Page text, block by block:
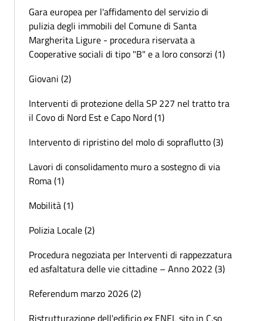
Gara europea per l'affidamento del servizio di
pulizia degli immobili del Comune di Santa
Margherita Ligure - procedura riservata a
Cooperative sociali di tipo "B" e a loro consorzi (1)
Giovani (2)
Interventi di protezione della SP 227 nel tratto tra
il Covo di Nord Est e Capo Nord (1)
Intervento di ripristino del molo di sopraflutto (3)
Lavori di consolidamento muro a sostegno di via
Roma (1)
Mobilità (1)
Polizia Locale (2)
Procedura negoziata per Interventi di rappezzatura
ed asfaltatura delle vie cittadine – Anno 2022 (3)
Referendum marzo 2026 (2)
Ristrutturazione dell'edificio ex ENEL sito in C.so